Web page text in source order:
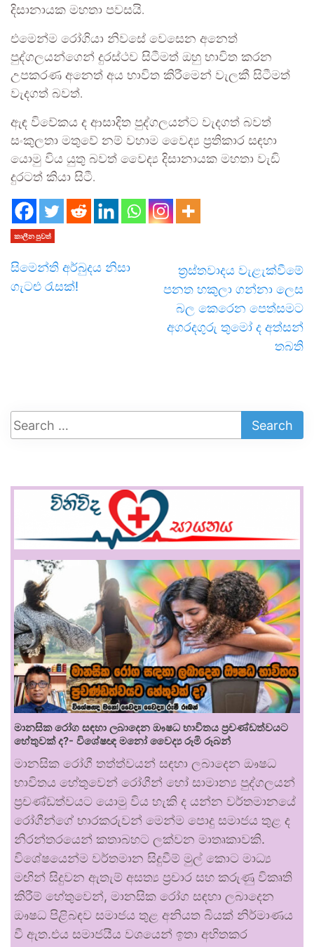
දිසානායක මහතා පවසයි.
එමෙන්ම රෝගියා නිවසේ වෙසෙන අනෙත්
පුද්ගලයන්ගෙන් දුරස්ථව සිටීමත් ඔහු භාවිත කරන
උපකරණ අනෙත් අය භාවිත කිරීමෙන් වැලකී සිටීමත්
වැදගත් බවත්.
ඇඳ විවේකය ද ආසාදිත පුද්ගලයන්ට වැදගත් බවත්
සංකුලතා මතුවේ නම් වහාම වෛද්‍ය ප්‍රතිකාර සඳහා
යොමු විය යුතු බවත් වෛද්‍ය දිසානායක මහතා වැඩි
දුරටත් කියා සිටී.
කාලීන පුවත්
සිමෙන්ති අර්බුදය නිසා
ගැටළු රැසක්!
ත්‍රස්තවාදය වැළැක්වීමේ
පනත හකුලා ගන්නා ලෙස
බල කෙරෙන පෙත්සමට
අගරදගුරු තුමෝ ද අත්සන්
තබති
මානසික රෝග සඳහා ලබාදෙන ඖෂධ භාවිතය ප්‍රචණ්ඩත්වයට
හේතුවක් ද?- විශේෂඥ මනෝ වෛද්‍ය රූමි රූබන්
මානසික රෝගී තත්ත්වයන් සඳහා ලබාදෙන ඖෂධ
භාවිතය හේතුවෙන් රෝගීන් හෝ සාමාන්‍ය පුද්ගලයන්
ප්‍රචණ්ඩත්වයට යොමු විය හැකි ද යන්න වර්තමානයේ
රෝගීන්ගේ භාරකරුවන් මෙන්ම පොදු සමාජය තුළ ද
නිරන්තරයෙන් කතාබහට ලක්වන මාතෘකාවකි.
විශේෂයෙන්ම වර්තමාන සිදුවීම් මුල් කොට මාධ්‍ය
මඟින් සිදුවන ඇතැම් අසත්‍ය ප්‍රචාර සහ කරුණු විකෘති
කිරීම් හේතුවෙන්, මානසික රෝග සඳහා ලබාදෙන
ඖෂධ පිළිබඳව සමාජය තුළ අනියත බියක් නිර්මාණය
වී ඇත.එය සමාජයීය වශයෙන් ඉතා අහිතකර